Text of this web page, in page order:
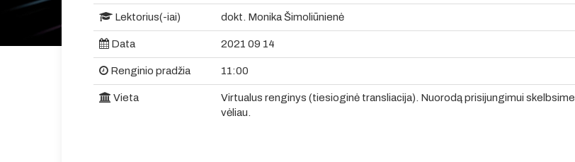
Lektorius(-iai) dokt. Monika Šimoliūnienė
Data 2021 09 14
Renginio pradžia 11:00
Vieta
Virtualus renginys (tiesioginė transliacija). Nuorodą prisijungimui skelbsime
vėliau.